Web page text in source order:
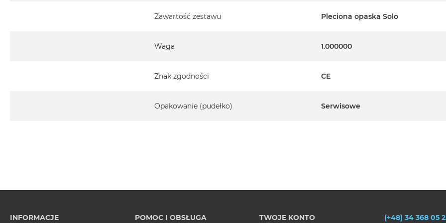
Zawartość zestawu Pleciona opaska Solo
Waga 1.000000
Znak zgodności CE
Opakowanie (pudełko) Serwisowe
INFORMACJE POMOC I OBSŁUGA TWOJE KONTO (+48) 34 368 05